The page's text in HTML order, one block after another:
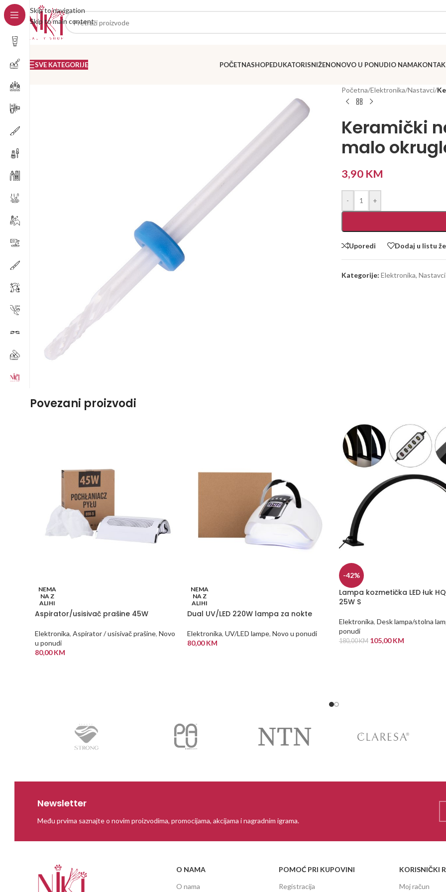
Skip to navigation
Skip to main content
SVE KATEGORIJE POČETNASHOPEDUKATORISNIŽENONOVO U PONUDIO NAMA
Početna/Elektronika/Nastavci/
Keramički
malo
3,90 KM
- +
Uporedi Dodaj u listu
Kategorije: Elektronika, Nastavci
Povezani proizvodi
NEMA
NA Z
ALIHI
Aspirator/usisivač prašine 45W
Elektronika, Aspirator / usisivač prašine, Novo
u ponudi
80,00KM
NEMA
NA Z
ALIHI
Dual UV/LED 220W lampa za nokte
Elektronika, UV/LED lampe, Novo u ponudi
80,00KM
-42%
Lampa kozmetička LED łuk
25W S
Elektronika, Desk lampa/stolna
ponudi
180,00KM 105,00KM
Newsletter
Među prvima saznajte o novim proizvodima, promocijama, akcijama i nagradnim igrama.
O NAMA
O nama
POMOĆ PRI KUPOVINI
Registracija
KORISNIČKI
Moj račun